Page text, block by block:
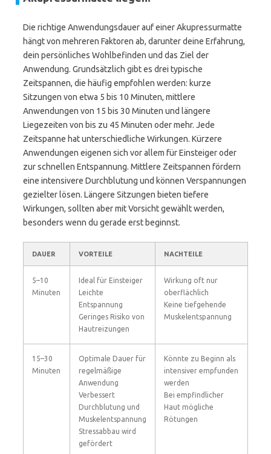
Die richtige Anwendungsdauer auf einer Akupressurmatte
hängt von mehreren Faktoren ab, darunter deine Erfahrung,
dein persönliches Wohlbefinden und das Ziel der
Anwendung. Grundsätzlich gibt es drei typische
Zeitspannen, die häufig empfohlen werden: kurze
Sitzungen von etwa 5 bis 10 Minuten, mittlere
Anwendungen von 15 bis 30 Minuten und längere
Liegezeiten von bis zu 45 Minuten oder mehr. Jede
Zeitspanne hat unterschiedliche Wirkungen. Kürzere
Anwendungen eigenen sich vor allem für Einsteiger oder
zur schnellen Entspannung. Mittlere Zeitspannen fördern
eine intensivere Durchblutung und können Verspannungen
gezielter lösen. Längere Sitzungen bieten tiefere
Wirkungen, sollten aber mit Vorsicht gewählt werden,
besonders wenn du gerade erst beginnst.
DAUER VORTEILE NACHTEILE
5–10
Minuten
Ideal für Einsteiger
Leichte
Entspannung
Geringes Risiko von
Hautreizungen
Wirkung oft nur
oberflächlich
Keine tiefgehende
Muskelentspannung
15–30
Minuten
Optimale Dauer für
regelmäßige
Anwendung
Verbessert
Durchblutung und
Muskelentspannung
Stressabbau wird
gefördert
Könnte zu Beginn als
intensiver empfunden
werden
Bei empfindlicher
Haut mögliche
Rötungen